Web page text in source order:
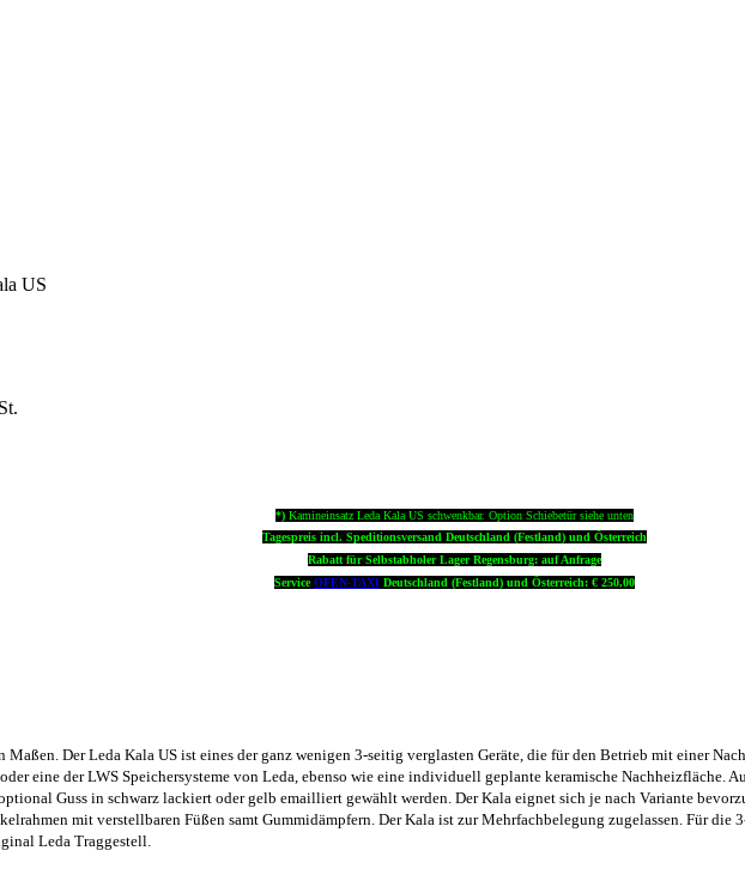
US
*) Kamineinsatz Leda Kala US schwenkbar. Option Schiebetür siehe unten
Tagespreis incl. Speditionsversand Deutschland (Festland) und Österreich
Rabatt für Selbstabholer Lager Regensburg: auf Anfrage
ServiceOFEN-TAXIDeutschland (Festland) und Österreich: € 250,00
Der Leda Kala US ist eines der ganz wenigen 3-seitig verglasten Geräte, die für den Betrieb mit einer
eine der LWS Speichersysteme von Leda, ebenso wie eine individuell geplante keramische Nachheizfläche.
Guss in schwarz lackiert oder gelb emailliert gewählt werden. Der Kala eignet sich je nach Variante
mit verstellbaren Füßen samt Gummidämpfern. Der Kala ist zur Mehrfachbelegung zugelassen. Für
Leda Traggestell.